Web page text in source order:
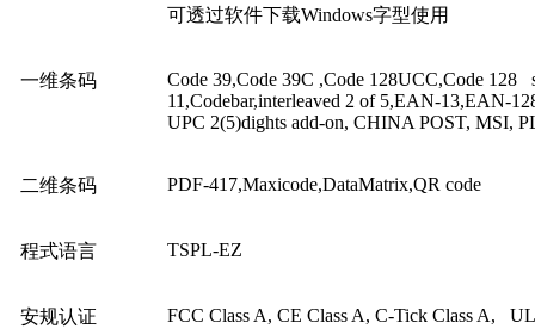
可透过软件下载Windows字型使用
一维条码
Code 39,Code 39C ,Code 128UCC,Code 128
11,Codebar,interleaved 2 of 5,EAN-13,EAN-
UPC 2(5)dights add-on, CHINA POST, MSI,
二维条码 PDF-417,Maxicode,DataMatrix,QR code
程式语言 TSPL-EZ
安规认证 FCC Class A, CE Class A, C-Tick Class A,